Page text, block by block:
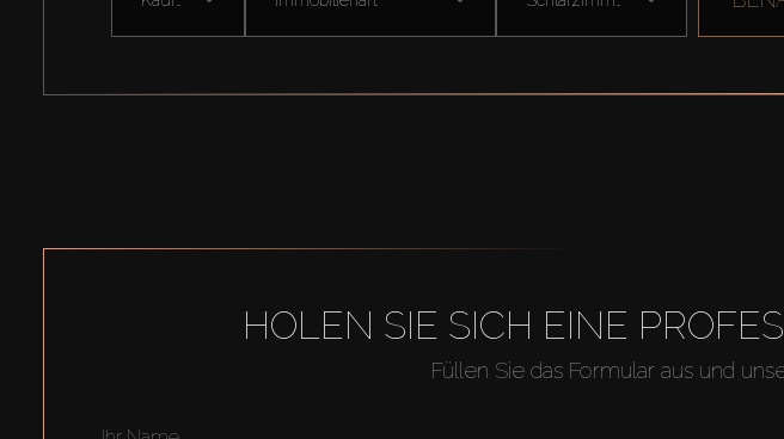
HOLEN SIE SICH EINE
Füllen Sie das Formular aus und